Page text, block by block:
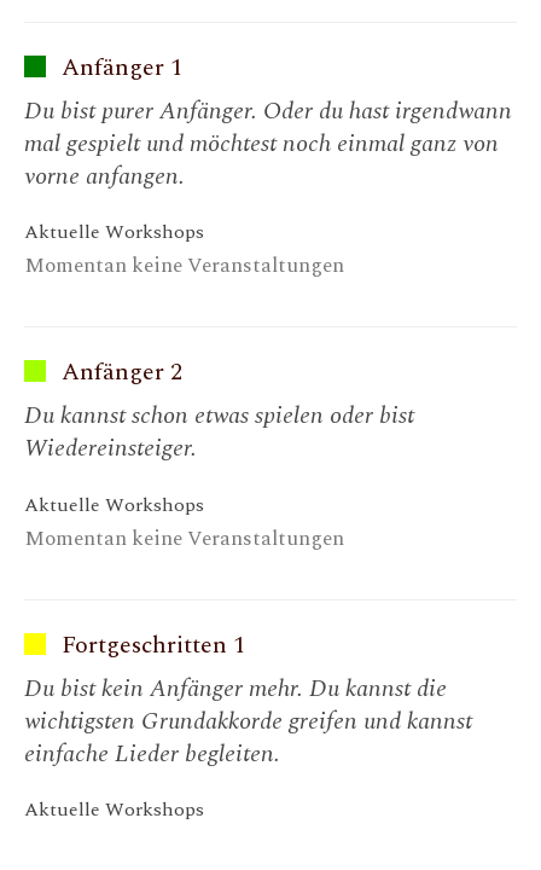
Anfänger 1
Du bist purer Anfänger. Oder du hast irgendwann
mal gespielt und möchtest noch einmal ganz von
vorne anfangen.
Aktuelle Workshops
Momentan keine Veranstaltungen
Anfänger 2
Du kannst schon etwas spielen oder bist
Wiedereinsteiger.
Aktuelle Workshops
Momentan keine Veranstaltungen
Fortgeschritten 1
Du bist kein Anfänger mehr. Du kannst die
wichtigsten Grundakkorde greifen und kannst
einfache Lieder begleiten.
Aktuelle Workshops